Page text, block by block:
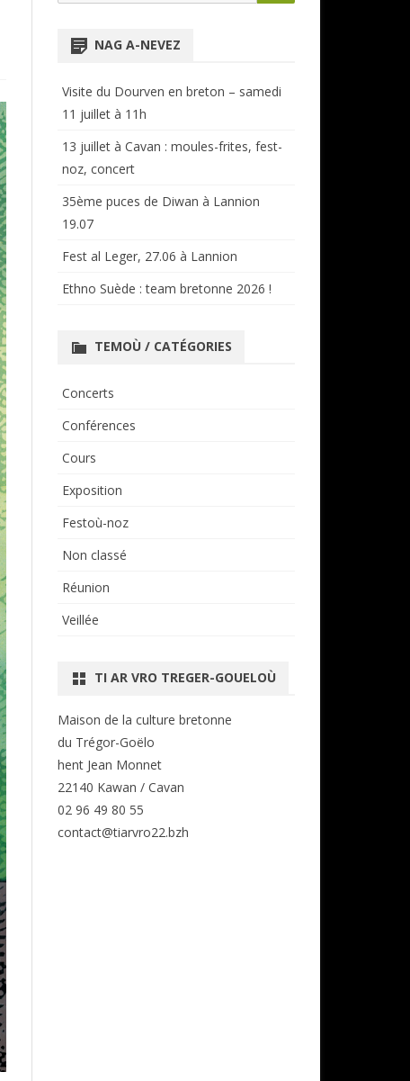
for:
NAG A-NEVEZ
Visite du Dourven en breton – samedi
11 juillet à 11h
13 juillet à Cavan : moules-frites, fest-
noz, concert
35ème puces de Diwan à Lannion
19.07
Fest al Leger, 27.06 à Lannion
Ethno Suède : team bretonne 2026 !
TEMOÙ / CATÉGORIES
Concerts
Conférences
Cours
Exposition
Festoù-noz
Non classé
Réunion
Veillée
TI AR VRO TREGER-GOUELOÙ
Maison de la culture bretonne
du Trégor-Goëlo
hent Jean Monnet
22140 Kawan / Cavan
02 96 49 80 55
contact@tiarvro22.bzh